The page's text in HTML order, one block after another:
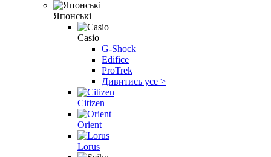
Японські
Casio
G-Shock
Edifice
ProTrek
Дивитись усе >
Citizen
Orient
Lorus